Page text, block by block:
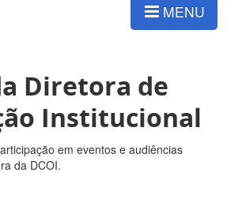
MENU
Diretora de
Institucional
em eventos e audiências
da DCOI.